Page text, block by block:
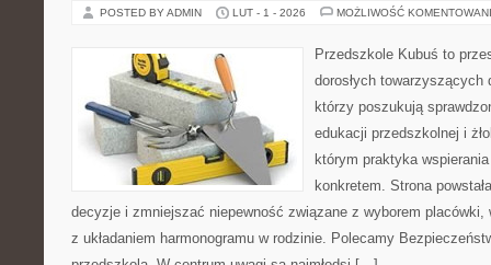
POSTED BY ADMIN LUT - 1 - 2026 MOŻLIWOŚĆ
Przedszkole Kubuś to
dorosłych
którzy poszukują
edukacji przedszkolnej i
którym praktyka
konkretem. Strona
decyzje i zmniejszać niepewność związane z wyborem
z układaniem harmonogramu w rodzinie. Polecamy